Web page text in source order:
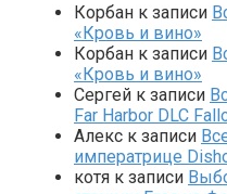
Корбан к записи
«Кровь и вино»
Корбан к записи
«Кровь и вино»
Сергей к записи
Far Harbor DLC
Алекс к записи
императрице
котя к записи